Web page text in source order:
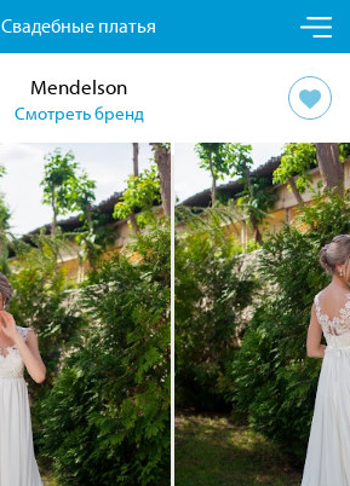
Свадебные платья
Mendelson
Смотреть бренд